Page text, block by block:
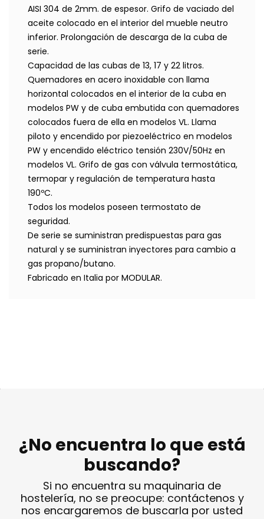
AISI 304 de 2mm. de espesor. Grifo de vaciado del
aceite colocado en el interior del mueble neutro
inferior. Prolongación de descarga de la cuba de
serie.
Capacidad de las cubas de 13, 17 y 22 litros.
Quemadores en acero inoxidable con llama
horizontal colocados en el interior de la cuba en
modelos PW y de cuba embutida con quemadores
colocados fuera de ella en modelos VL. Llama
piloto y encendido por piezoeléctrico en modelos
PW y encendido eléctrico tensión 230V/50Hz en
modelos VL. Grifo de gas con válvula termostática,
termopar y regulación de temperatura hasta
190ºC.
Todos los modelos poseen termostato de
seguridad.
De serie se suministran predispuestas para gas
natural y se suministran inyectores para cambio a
gas propano/butano.
Fabricado en Italia por MODULAR.
¿No encuentra lo que está
buscando?
Si no encuentra su maquinaria de
hostelería, no se preocupe: contáctenos y
nos encargaremos de buscarla por usted